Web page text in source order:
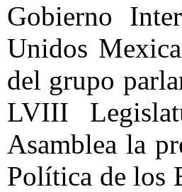
Gobierno
Unidos
del grupo
LVIII
Asamblea la
Política de los